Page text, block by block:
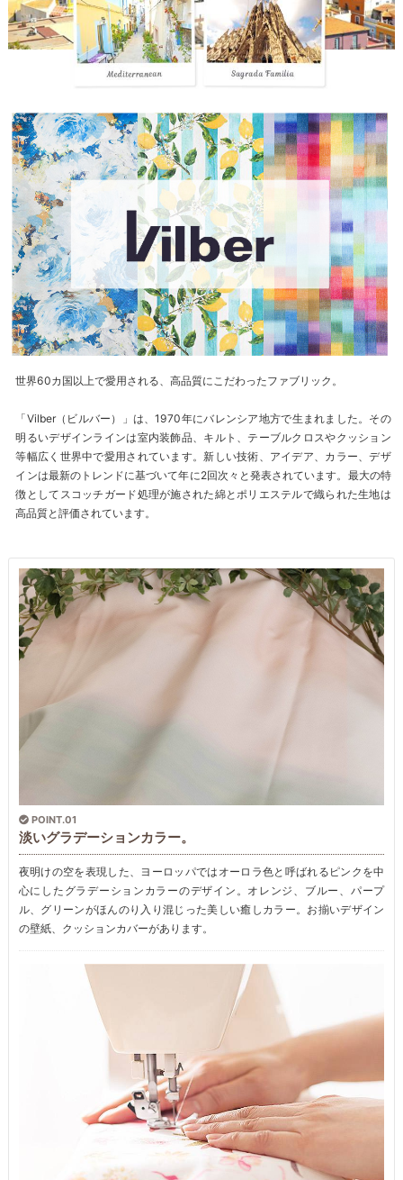
世界60カ国以上で愛用される、高品質にこだわったファブリック。
「Vilber（ビルバー）」は、1970年にバレンシア地方で生まれました。その
明るいデザインラインは室内装飾品、キルト、テーブルクロスやクッション
等幅広く世界中で愛用されています。新しい技術、アイデア、カラー、デザ
インは最新のトレンドに基づいて年に2回次々と発表されています。最大の特
徴としてスコッチガード処理が施された綿とポリエステルで織られた生地は
高品質と評価されています。
POINT.01
淡いグラデーションカラー。
夜明けの空を表現した、ヨーロッパではオーロラ色と呼ばれるピンクを中
心にしたグラデーションカラーのデザイン。オレンジ、ブルー、パープ
ル、グリーンがほんのり入り混じった美しい癒しカラー。お揃いデザイン
の壁紙、クッションカバーがあります。